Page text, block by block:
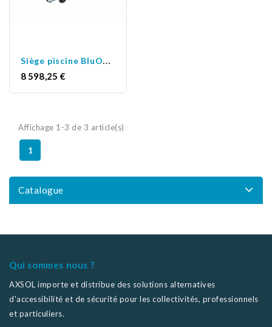
S
iège piscine BluOne Classic
Prix
8 598,25 €
Affichage 1-3 de 3 article(s)
1
Catalogue
Qui sommes nous ?
AXSOL importe et distribue des solutions alternatives
d'accessibilité et de sécurité pour les collectivités, professionnels
et particuliers.